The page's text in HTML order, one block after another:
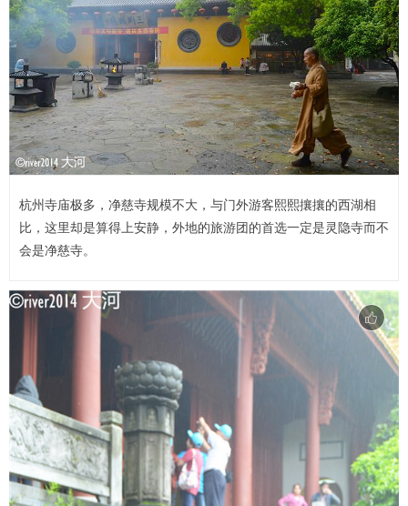
杭州寺庙极多，净慈寺规模不大，与门外游客熙熙攘攘的西湖相
比，这里却是算得上安静，外地的旅游团的首选一定是灵隐寺而不
会是净慈寺。